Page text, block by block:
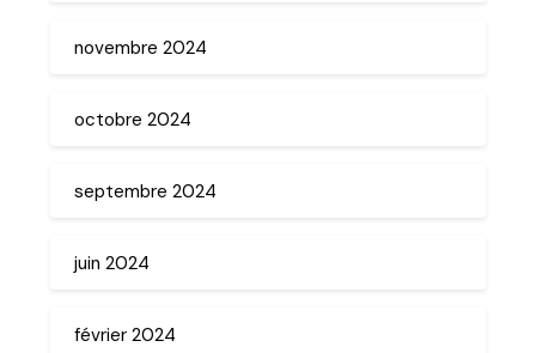
novembre 2024
octobre 2024
septembre 2024
juin 2024
février 2024